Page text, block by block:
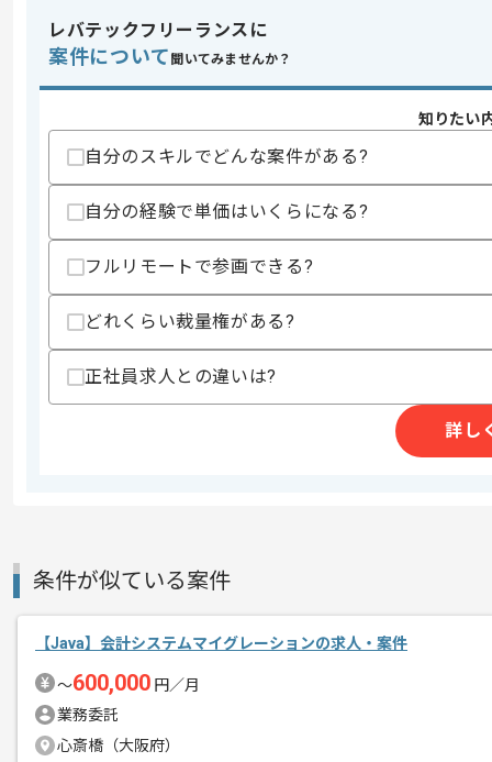
この案件のポイント
業務内容
スキル
求めるスキル
・Javaを用いた開発経験
スキルに不安がある方へ
精算・お支払い
精算条件
140時間〜180時間
その他募集要項
募集人数
エージェントからのコ
メント
レバテックフリーランスに
案件について 聞いてみませんか？
知りたい
自分のスキルでどんな案件がある?
自分の経験で単価はいくらになる?
フルリモートで参画できる?
どれくらい裁量権がある?
正社員求人との違いは?
詳し
条件が似ている案件
【Java】会計システムマイグレーションの求人・案件
〜600,000 円／月
業務委託
心斎橋（大阪府）